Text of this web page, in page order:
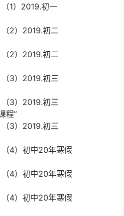
1）2019.初一
2）2019.初二
2）2019.初二
3）2019.初三
3）2019.初三
程”
3）2019.初三
4）初中20年寒假
4）初中20年寒假
4）初中20年寒假